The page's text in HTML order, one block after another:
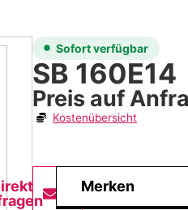
Sofort verfügbar
SB 160E14
Preis auf
Kostenübersicht
Merken